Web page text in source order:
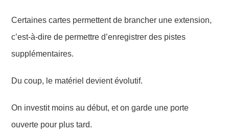
Certaines cartes permettent de brancher une extension,
c’est-à-dire de permettre d’enregistrer des pistes
supplémentaires.
Du coup, le matériel devient évolutif.
On investit moins au début, et on garde une porte
ouverte pour plus tard.